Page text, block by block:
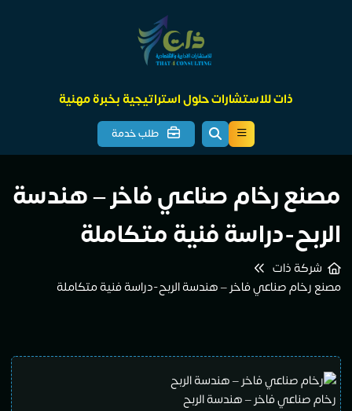
ذات للاستشارات حلول استراتيجية بخبرة مهنية
طلب خدمة
رخام صناعي فاخر – هندسة
دراسة فنية متكاملة
ذات
صناعي فاخر – هندسة الربح-دراسة فنية متكاملة
فاخر – هندسة الربح